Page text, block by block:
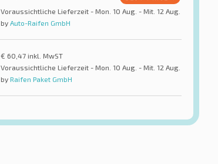
Voraussichtliche Lieferzeit - Mon. 10 Aug. - Mit. 12 Aug.
by Auto-Raifen GmbH
€ 60,47 inkl. MwST
Voraussichtliche Lieferzeit - Mon. 10 Aug. - Mit. 12 Aug.
by Raifen Paket GmbH